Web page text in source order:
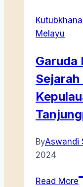
Melayu
Garuda
ByAswandi
2024
Read More